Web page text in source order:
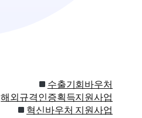
수출기회바우처
해외규격인증획득지원사업
혁신바우처 지원사업